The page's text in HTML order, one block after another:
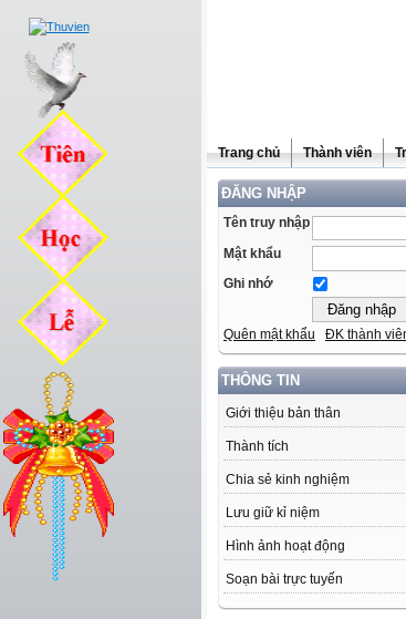
Trang chủ Thành viên
ĐĂNG NHẬP
Tên truy nhập
Mật khẩu
Ghi nhớ
Quên mật khẩu ĐK thành
THÔNG TIN
Giới thiệu bản thân
Thành tích
Chia sẻ kinh nghiệm
Lưu giữ kỉ niệm
Hình ảnh hoạt động
Soạn bài trực tuyến